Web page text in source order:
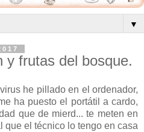
▼
y frutas del bosque.
he pillado en el ordenador,
ha puesto el portátil a cardo,
que de mierd... te meten en
que el técnico lo tengo en casa